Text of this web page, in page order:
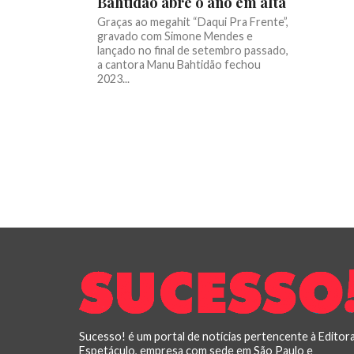
Graças ao megahit “Daqui Pra Frente”,
gravado com Simone Mendes e
lançado no final de setembro passado,
a cantora Manu Bahtidão fechou
2023...
Sucesso! é um portal de notícias pertencente à
Espetáculo, empresa com sede em São Paulo e